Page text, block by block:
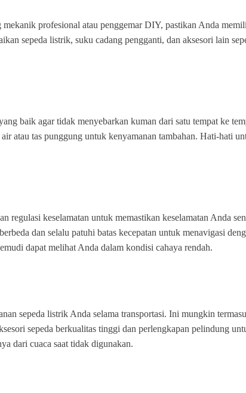
profesional atau penggemar DIY, pastikan Anda
sepeda listrik, suku cadang pengganti, dan aksesori lain
baik agar tidak menyebarkan kuman dari satu tempat ke
atau tas punggung untuk kenyamanan tambahan. Hati-hati
keselamatan untuk memastikan keselamatan Anda
dan selalu patuhi batas kecepatan untuk menavigasi
dapat melihat Anda dalam kondisi cahaya rendah.
sepeda listrik Anda selama transportasi. Ini mungkin
sepeda berkualitas tinggi dan perlengkapan pelindung
dari cuaca saat tidak digunakan.